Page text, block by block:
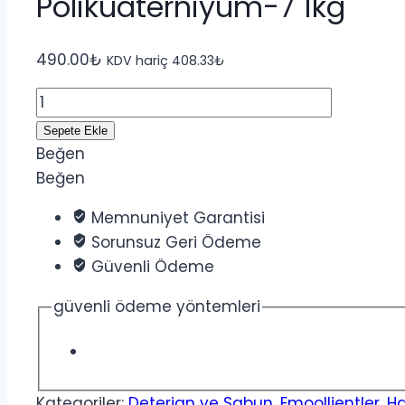
490.00₺ KDV hariç 408.33₺
Polikuaterniyum-
7
1kg
adet
Sepete Ekle
Beğen
Beğen
Memnuniyet Garantisi
Sorunsuz Geri Ödeme
Güvenli Ödeme
güvenli ödeme yöntemleri